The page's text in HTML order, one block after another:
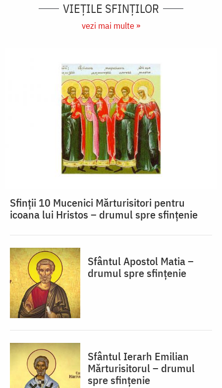
VIEŢILE SFINŢILOR
vezi mai multe »
Sfinții 10 Mucenici Mărturisitori pentru
icoana lui Hristos – drumul spre sfințenie
Sfântul Apostol Matia –
drumul spre sfințenie
Sfântul Ierarh Emilian
Mărturisitorul – drumul
spre sfințenie